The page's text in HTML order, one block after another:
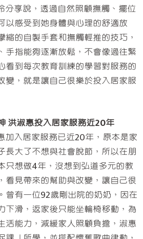
享說，透過自然照顧撫觸、擺位
以感受到她身體與心理的舒適放
縮的自製手套和撫觸輕推的技巧，
手指能夠逐漸放鬆，不會像過往緊
看到每次教育訓練的學習對服務的
變，就是讓自己很樂於投入居家服
洪淑惠投入居家服務近20年
入居家服務已近20年，原本是家
長大了不想與社會脫節，所以在朋
只想做4年，沒想到弘道多元的教
看見帶來的幫助與改變，讓自己很
曾有一位92歲剛出院的奶奶，因在
下滑，返家後只能坐輪椅移動，為
活能力，減緩家人照顧負擔，淑惠